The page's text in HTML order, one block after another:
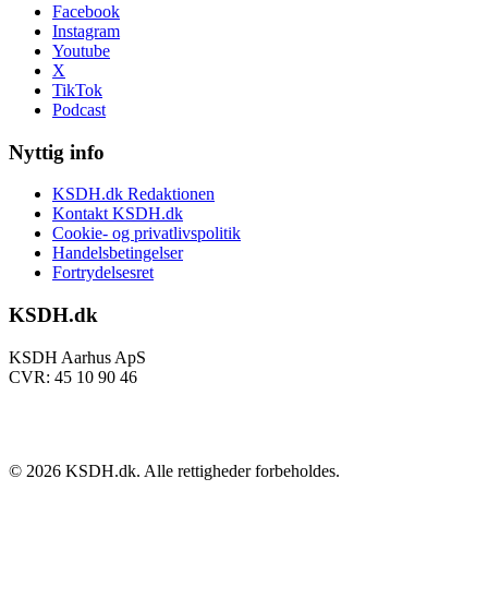
Facebook
Instagram
Youtube
X
TikTok
Podcast
Nyttig info
KSDH.dk Redaktionen
Kontakt KSDH.dk
Cookie- og privatlivspolitik
Handelsbetingelser
Fortrydelsesret
KSDH.dk
KSDH Aarhus ApS
CVR: 45 10 90 46
© 2026 KSDH.dk. Alle rettigheder forbeholdes.